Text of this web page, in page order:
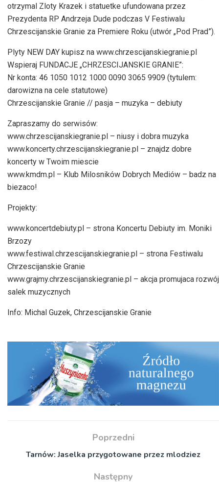
otrzymal Zloty Krazek i statuetke ufundowana przez
Prezydenta RP Andrzeja Dude podczas V Festiwalu
Chrzescijanskie Granie za Premiere Roku (utwór „Pod Prad”).
Plyty NEW DAY kupisz na www.chrzescijanskiegranie.pl
Wspieraj FUNDACJE „CHRZESCIJANSKIE GRANIE”:
Nr konta: 46 1050 1012 1000 0090 3065 9909 (tytulem:
darowizna na cele statutowe)
Chrzescijanskie Granie // pasja – muzyka – debiuty
Zapraszamy do serwisów:
www.chrzescijanskiegranie.pl – niusy i dobra muzyka
www.koncerty.chrzescijanskiegranie.pl – znajdz dobre
koncerty w Twoim miescie
www.kmdm.pl – Klub Milosników Dobrych Mediów – badz na
biezaco!
Projekty:
www.koncertdebiuty.pl – strona Koncertu Debiuty im. Moniki
Brzozy
www.festiwal.chrzescijanskiegranie.pl – strona Festiwalu
Chrzescijanskie Granie
www.grajmy.chrzescijanskiegranie.pl – akcja promujaca rozwój
salek muzycznych
Info: Michal Guzek, Chrzescijanskie Granie
Poprzedni
Tarnów: Jaselka przygotowane przez mlodziez
Następny